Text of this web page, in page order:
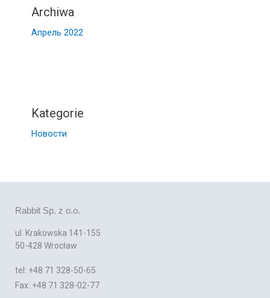
Archiwa
Апрель 2022
Kategorie
Новости
Rabbit Sp. z o.o.
ul. Krakowska 141-155
50-428 Wrocław
tel: +48 71 328-50-65
Fax: +48 71 328-02-77